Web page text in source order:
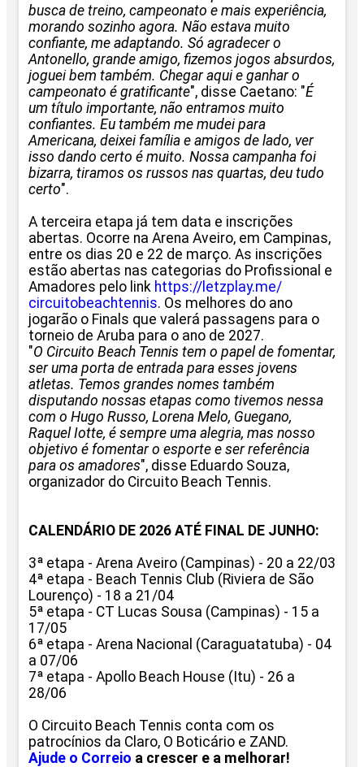
busca de treino, campeonato e mais experiência,
morando sozinho agora. Não estava muito
confiante, me adaptando. Só agradecer o
Antonello, grande amigo, fizemos jogos absurdos,
joguei bem também. Chegar aqui e ganhar o
campeonato é gratificante", disse Caetano: "É
um título importante, não entramos muito
confiantes. Eu também me mudei para
Americana, deixei família e amigos de lado, ver
isso dando certo é muito. Nossa campanha foi
bizarra, tiramos os russos nas quartas, deu tudo
certo".
A terceira etapa já tem data e inscrições
abertas. Ocorre na Arena Aveiro, em Campinas,
entre os dias 20 e 22 de março. As inscrições
estão abertas nas categorias do Profissional e
Amadores pelo link https://letzplay.me/
circuitobeachtennis. Os melhores do ano
jogarão o Finals que valerá passagens para o
torneio de Aruba para o ano de 2027.
"O Circuito Beach Tennis tem o papel de fomentar,
ser uma porta de entrada para esses jovens
atletas. Temos grandes nomes também
disputando nossas etapas como tivemos nessa
com o Hugo Russo, Lorena Melo, Guegano,
Raquel Iotte, é sempre uma alegria, mas nosso
objetivo é fomentar o esporte e ser referência
para os amadores", disse Eduardo Souza,
organizador do Circuito Beach Tennis.
CALENDÁRIO DE 2026 ATÉ FINAL DE JUNHO:
3ª etapa - Arena Aveiro (Campinas) - 20 a 22/03
4ª etapa - Beach Tennis Club (Riviera de São
Lourenço) - 18 a 21/04
5ª etapa - CT Lucas Sousa (Campinas) - 15 a
17/05
6ª etapa - Arena Nacional (Caraguatatuba) - 04
a 07/06
7ª etapa - Apollo Beach House (Itu) - 26 a
28/06
O Circuito Beach Tennis conta com os
patrocínios da Claro, O Boticário e ZAND.
Ajude o Correio a crescer e a melhorar!